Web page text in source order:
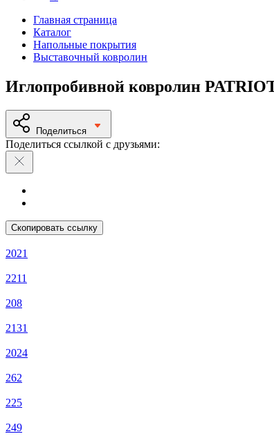
Главная страница
Каталог
Напольные покрытия
Выставочный ковролин
Иглопробивной ковролин
Поделиться
Поделиться ссылкой с друзьями:
Скопировать ссылку
2021
2211
208
2131
2024
262
225
249